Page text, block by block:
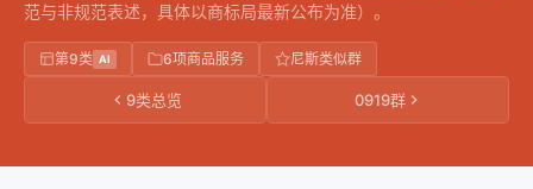
范与非规范表述，具体以商标局最新公布为准）。
第9类 AI 6项商品服务 尼斯类似群
9类总览 0919群